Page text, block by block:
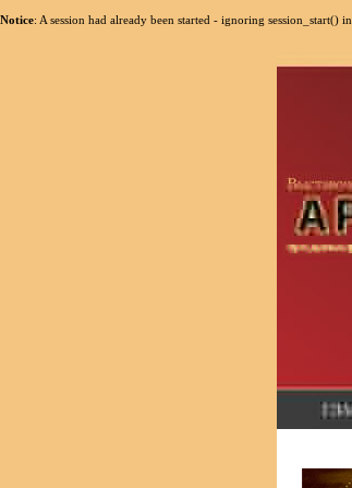
Notice: A session had already been started - ignoring session_start() in